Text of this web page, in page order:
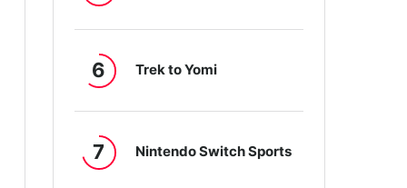
6 Trek to Yomi
7 Nintendo Switch Sports